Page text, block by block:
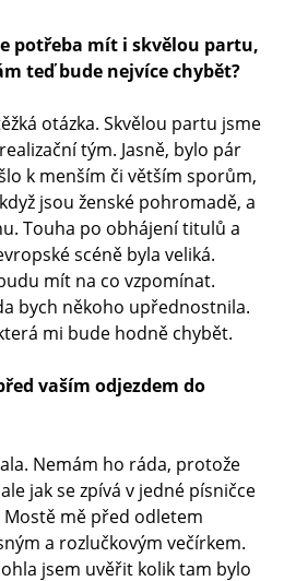
potřeba mít i skvělou partu,
teď bude nejvíce chybět?
otázka. Skvělou partu jsme
tým. Jasně, bylo pár
k menším či větším sporům,
jsou ženské pohromadě, a
Touha po obhájení titulů a
scéně byla veliká.
mít na co vzpomínat.
bych někoho upřednostnila.
mi bude hodně chybět.
vaším odjezdem do
Nemám ho ráda, protože
jak se zpívá v jedné písničce
Mostě mě před odletem
a rozlučkovým večírkem.
jsem uvěřit kolik tam bylo